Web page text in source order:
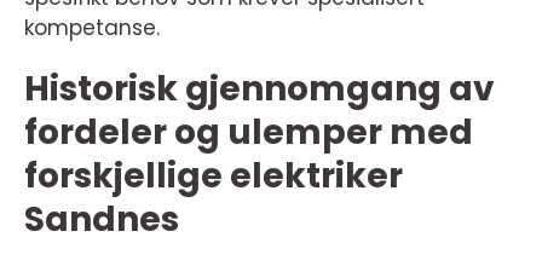
kompetanse.
Historisk gjennomgang av
fordeler og ulemper med
forskjellige elektriker
Sandnes